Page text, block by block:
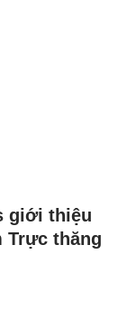
giới thiệu
Trực thăng